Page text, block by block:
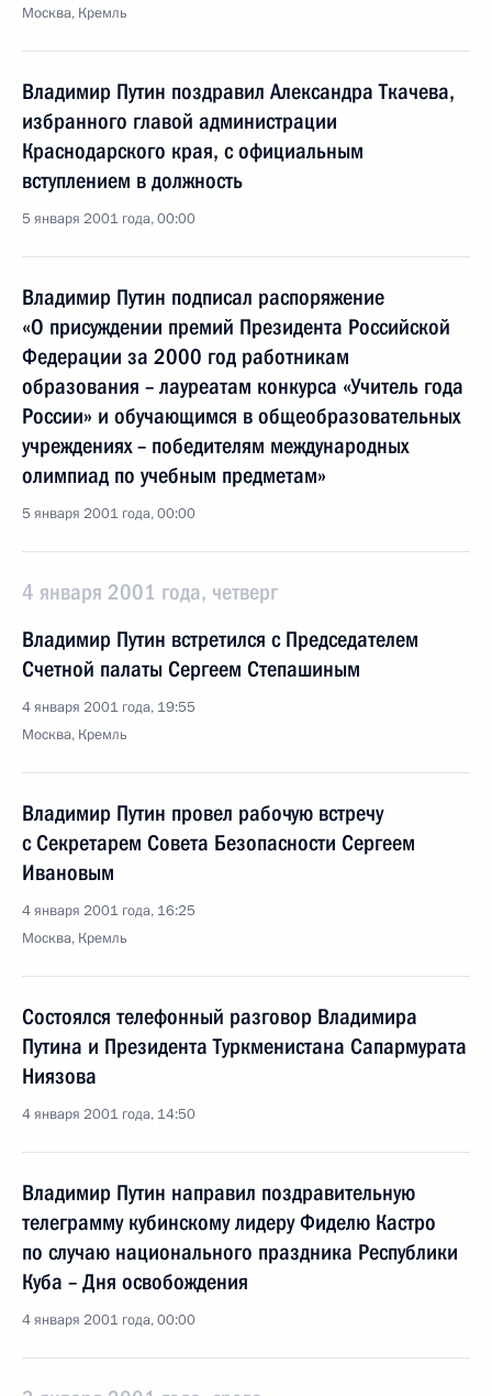
Москва, Кремль
Владимир Путин поздравил Александра Ткачева,
избранного главой администрации
Краснодарского края, с официальным
вступлением в должность
5 января 2001 года, 00:00
Владимир Путин подписал распоряжение
«О присуждении премий Президента Российской
Федерации за 2000 год работникам
образования – лауреатам конкурса «Учитель года
России» и обучающимся в общеобразовательных
учреждениях – победителям международных
олимпиад по учебным предметам»
5 января 2001 года, 00:00
4 января 2001 года, четверг
Владимир Путин встретился с Председателем
Счетной палаты Сергеем Степашиным
4 января 2001 года, 19:55
Москва, Кремль
Владимир Путин провел рабочую встречу
с Секретарем Совета Безопасности Сергеем
Ивановым
4 января 2001 года, 16:25
Москва, Кремль
Состоялся телефонный разговор Владимира
Путина и Президента Туркменистана Сапармурата
Ниязова
4 января 2001 года, 14:50
Владимир Путин направил поздравительную
телеграмму кубинскому лидеру Фиделю Кастро
по случаю национального праздника Республики
Куба – Дня освобождения
4 января 2001 года, 00:00